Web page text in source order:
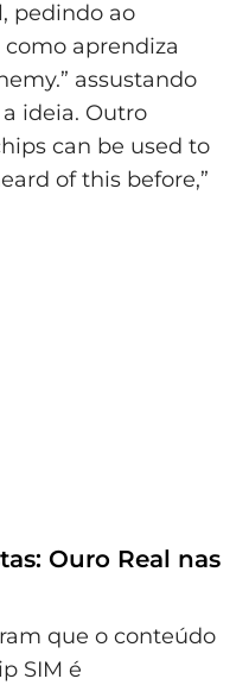
pedindo ao
aprendiza
assustando
ideia. Outro
can be used to
of this before,”
Ouro Real nas
que o conteúdo
SIM é